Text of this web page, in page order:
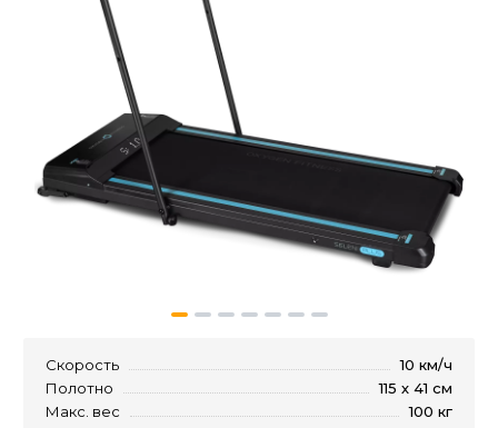
Скорость
10 км/ч
Полотно
115 х 41 см
Макс. вес
100 кг